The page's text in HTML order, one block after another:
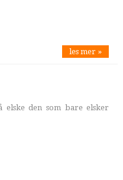
les mer »
elske den som bare elsker